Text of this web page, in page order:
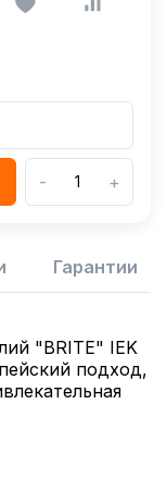
- +
Гарантии
"BRITE" IEK
подход,